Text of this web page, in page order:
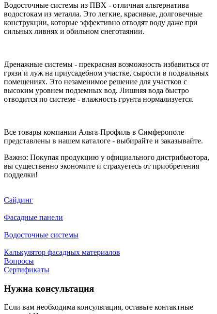
Водосточные системы из ПВХ - отличная альтернатива
водостокам из металла. Это легкие, красивые, долговечные
конструкции, которые эффективно отводят воду даже при
сильных ливнях и обильном снеготаянии.
Дренажные системы - прекрасная возможность избавиться от
грязи и луж на приусадебном участке, сырости в подвальных
помещениях. Это незаменимое решение для участков с
высоким уровнем подземных вод. Лишняя вода быстро
отводится по системе - влажность грунта нормализуется.
Все товары компании Альта-Профиль в Симферополе
представлены в нашем каталоге - выбирайте и заказывайте.
Важно: Покупая продукцию у официального дистрибьютора,
вы существенно экономите и страхуетесь от приобретения
подделки!
Сайдинг
Фасадные панели
Водосточные системы
Калькулятор фасадных материалов
Вопросы
Сертификаты
Нужна консультация
Если вам необходима консультация, оставьте контактные